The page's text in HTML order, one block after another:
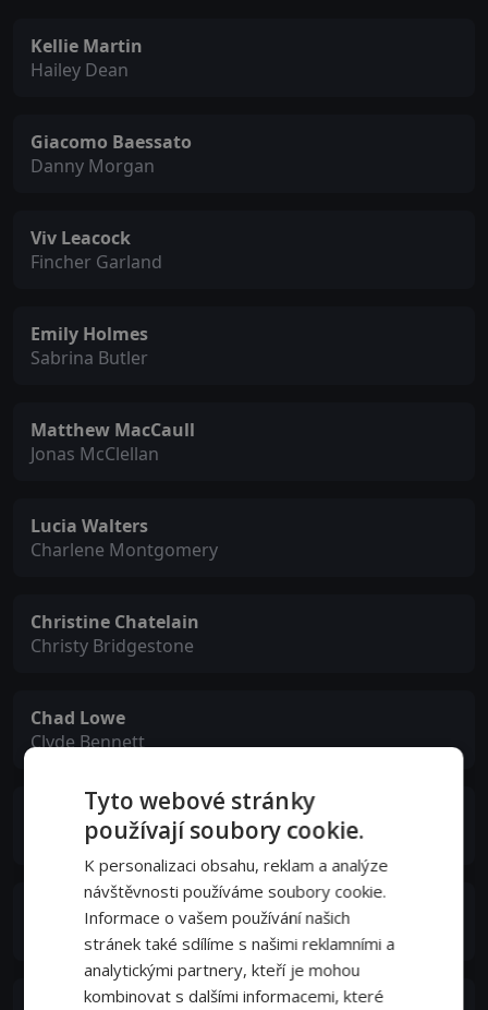
Kellie Martin
Hailey Dean
Giacomo Baessato
Danny Morgan
Viv Leacock
Fincher Garland
Emily Holmes
Sabrina Butler
Matthew MacCaull
Jonas McClellan
Lucia Walters
Charlene Montgomery
Christine Chatelain
Christy Bridgestone
Chad Lowe
Clyde Bennett
Jesse Carroll
Brad Stenson
Christian Sloan
Simon Westfeld
Tyto webové stránky
používají soubory cookie.
K personalizaci obsahu, reklam a analýze
návštěvnosti používáme soubory cookie.
Informace o vašem používání našich
stránek také sdílíme s našimi reklamními a
analytickými partnery, kteří je mohou
kombinovat s dalšími informacemi, které